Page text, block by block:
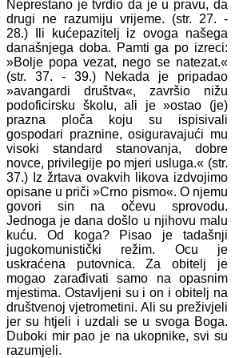
Neprestano je tvrdio da je u pravu, da
drugi ne razumiju vrijeme. (str. 27. -
28.) Ili kućepazitelj iz ovoga našega
današnjega doba. Pamti ga po izreci:
»Bolje popa vezat, nego se natezat.«
(str. 37. - 39.) Nekada je pripadao
»avangardi društva«, završio nižu
podoficirsku školu, ali je »ostao (je)
prazna ploča koju su ispisivali
gospodari praznine, osiguravajući mu
visoki standard stanovanja, dobre
novce, privilegije po mjeri usluga.« (str.
37.) Iz žrtava ovakvih likova izdvojimo
opisane u priči »Crno pismo«. O njemu
govori sin na očevu sprovodu.
Jednoga je dana došlo u njihovu malu
kuću. Od koga? Pisao je tadašnji
jugokomunistički režim. Ocu je
uskraćena putovnica. Za obitelj je
mogao zarađivati samo na opasnim
mjestima. Ostavljeni su i on i obitelj na
društvenoj vjetrometini. Ali su preživjeli
jer su htjeli i uzdali se u svoga Boga.
Duboki mir pao je na ukopnike, svi su
razumjeli.